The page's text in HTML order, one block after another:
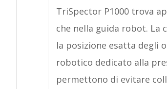
TriSpector P1000 trova
che nella guida robot. La
la posizione esatta degli
robotico dedicato alla
permettono di evitare